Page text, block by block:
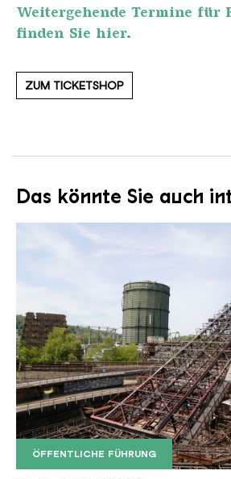
Weitergehende Termine für
finden Sie hier.
ZUM TICKETSHOP
Das könnte Sie auch
ÖFFENTLICHE FÜHRUNG
Der Erzschrägaufzug der
Copyright: Weltkulturerbe